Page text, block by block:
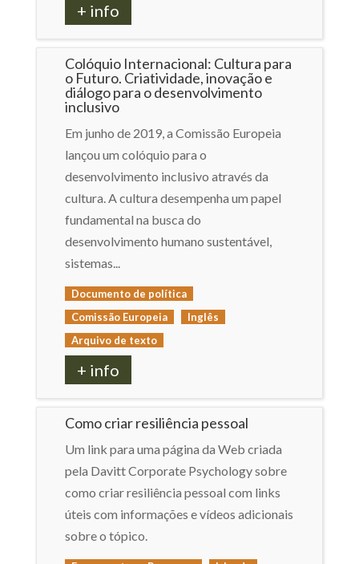
+ info
Colóquio Internacional: Cultura para
o Futuro. Criatividade, inovação e
diálogo para o desenvolvimento
inclusivo
Em junho de 2019, a Comissão Europeia
lançou um colóquio para o
desenvolvimento inclusivo através da
cultura. A cultura desempenha um papel
fundamental na busca do
desenvolvimento humano sustentável,
sistemas...
Documento de política
Comissão Europeia
Inglês
Arquivo de texto
+ info
Como criar resiliência pessoal
Um link para uma página da Web criada
pela Davitt Corporate Psychology sobre
como criar resiliência pessoal com links
úteis com informações e vídeos adicionais
sobre o tópico.